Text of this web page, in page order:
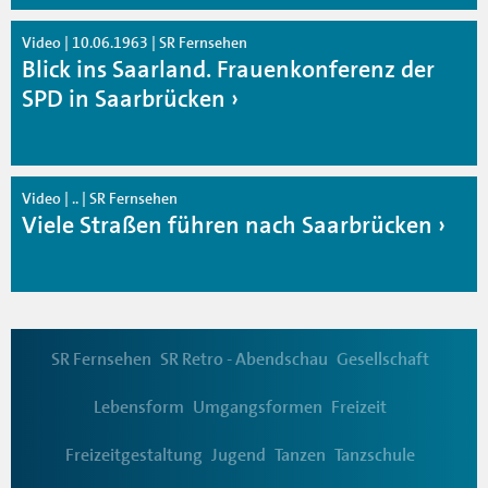
Video | 10.06.1963 | SR Fernsehen
Blick ins Saarland. Frauenkonferenz der
SPD in Saarbrücken
Video | .. | SR Fernsehen
Viele Straßen führen nach Saarbrücken
SR Fernsehen SR Retro - Abendschau Gesellschaft
Lebensform Umgangsformen Freizeit
Freizeitgestaltung Jugend Tanzen Tanzschule